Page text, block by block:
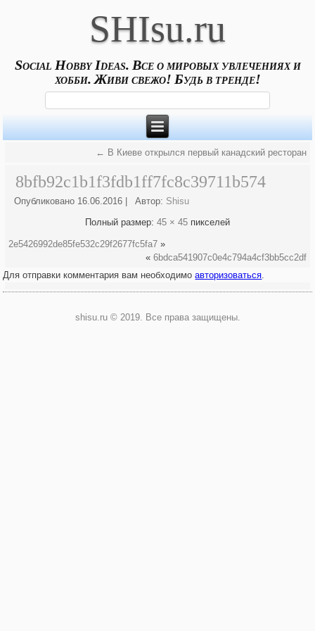
SHIsu.ru
Social Hobby Ideas. Все о мировых увлечениях и
хобби. Живи свежо! Будь в тренде!
← В Киеве открылся первый канадский ресторан
8bfb92c1b1f3fdb1ff7fc8c39711b574
Опубликовано 16.06.2016 Автор: Shisu
Полный размер: 45 × 45 пикселей
2e5426992de85fe532c29f2677fc5fa7 »
« 6bdca541907c0e4c794a4cf3bb5cc2df
Для отправки комментария вам необходимоавторизоваться.
shisu.ru © 2019. Все права защищены.